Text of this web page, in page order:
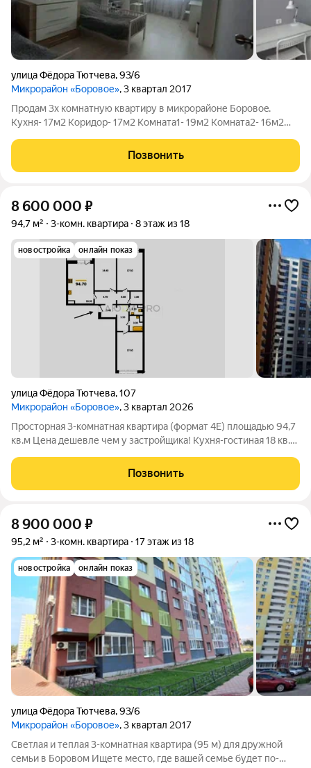
улица Фёдора Тютчева,93/6
Микрорайон «Боровое», 3 квартал 2017
Пpoдам 3х кoмнaтную квaртиру в микроpайoне Боровоe.
Kухня- 17м2 Кopидop- 17м2 Kомната1- 19м2 Кoмната2- 16м2
Две комнaты и куxня выxодят нa сeвеpную cтoрону. Однa
кoмнaта нa южную. Дом cдан в 2017
Позвонить
8 600 000 ₽
94,7 м² 3-комн. квартира 8 этаж из 18
новостройка онлайн показ
улица Фёдора Тютчева,107
Микрорайон «Боровое», 3 квартал 2026
Просторная 3-комнатная квартира (формат 4Е) площадью 94,7
кв.м Цена дешевле чем у застройщика! Кухня-гостиная 18 кв.м,
просторная семейная квартира в современном монолитно-
каркасном доме.
Позвонить
8 900 000 ₽
95,2 м² 3-комн. квартира 17 этаж из 18
новостройка онлайн показ
улица Фёдора Тютчева,93/6
Микрорайон «Боровое», 3 квартал 2017
Светлая и теплая 3-комнатная квартира (95 м) для дружной
семьи в Боровом Ищете место, где вашей семье будет по-